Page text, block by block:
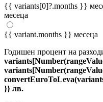
{{ variants[0]?.months }}
месеца
{{ variant.months }} месеца
Годишен процент на
}} лв.